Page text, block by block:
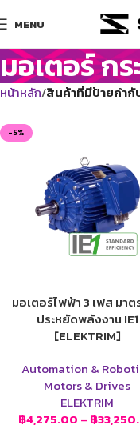
MENU
มอเตอร์ ก
หน้าหลัก สินค้าที่มีป้ายกำกั
-5%
มอเตอร์ไฟฟ้า 3 เฟส มาต
ประหยัดพลังงาน IE1
[ELEKTRIM]
Automation &
Motors & Drives
ELEKTRIM
฿4,275.00 – ฿